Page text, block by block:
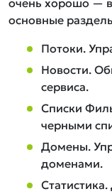
очень хорошо —
основные
Потоки.
Новости.
сервиса.
Списки
черными
Домены.
доменами.